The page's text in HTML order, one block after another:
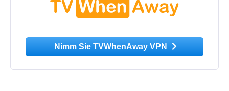
Nimm Sie TVWhenAway VPN